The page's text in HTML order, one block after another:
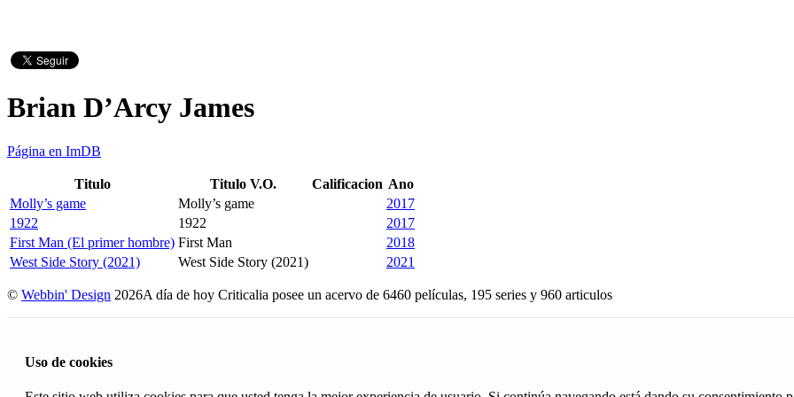
Brian D’Arcy James
Página en ImDB
Titulo Titulo V.O. Calificacion Ano
Molly’s game
Molly’s game
2017
1922
1922
2017
First Man (El primer hombre) First Man
2018
West Side Story (2021)
West Side Story (2021) 2021
© Webbin' Design 2026A día de hoy Criticalia posee un acervo de 6460 películas, 195 series y 960 articulos
Uso de cookies